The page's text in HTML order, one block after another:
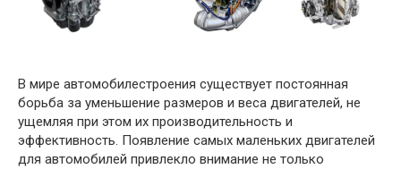
В мире автомобилестроения существует постоянная
борьба за уменьшение размеров и веса двигателей, не
ущемляя при этом их производительность и
эффективность. Появление самых маленьких двигателей
для автомобилей привлекло внимание не только